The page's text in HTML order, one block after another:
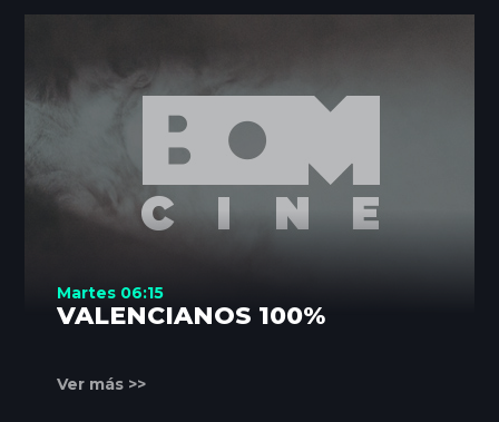
Martes 06:15
VALENCIANOS 100%
Ver más >>